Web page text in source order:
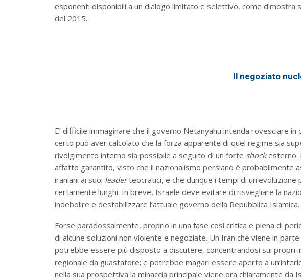
esponenti disponibili a un dialogo limitato e selettivo, come dimostra
del 2015.
Il negoziato
E’ difficile immaginare che il governo Netanyahu intenda rovesciare in
certo può aver calcolato che la forza apparente di quel regime sia
rivolgimento interno sia possibile a seguito di un forte shockesterno.
affatto garantito, visto che il nazionalismo persiano è probabilmente
iraniani ai suoi leaderteocratici, e che dunque i tempi di un’evoluzione
certamente lunghi. In breve, Israele deve evitare di risvegliare la
indebolire e destabilizzare l’attuale governo della Repubblica Islamica.
Forse paradossalmente, proprio in una fase così critica e piena di
di alcune soluzioni non violente e negoziate. Un Iran che viene in
potrebbe essere più disposto a discutere, concentrandosi sui propri
regionale da guastatore; e potrebbe magari essere aperto a
nella sua prospettiva la minaccia principale viene ora chiaramente da